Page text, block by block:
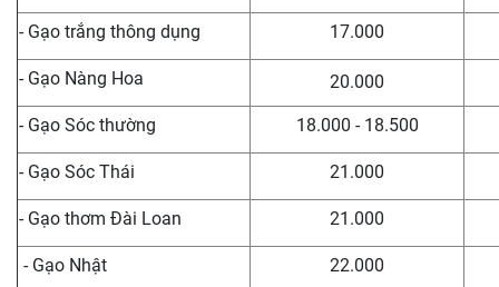
- Gạo trắng thông dụng 17.000
- Gạo Nàng Hoa 20.000
- Gạo Sóc thường 18.000 - 18.500
- Gạo Sóc Thái 21.000
- Gạo thơm Đài Loan 21.000
- Gạo Nhật 22.000